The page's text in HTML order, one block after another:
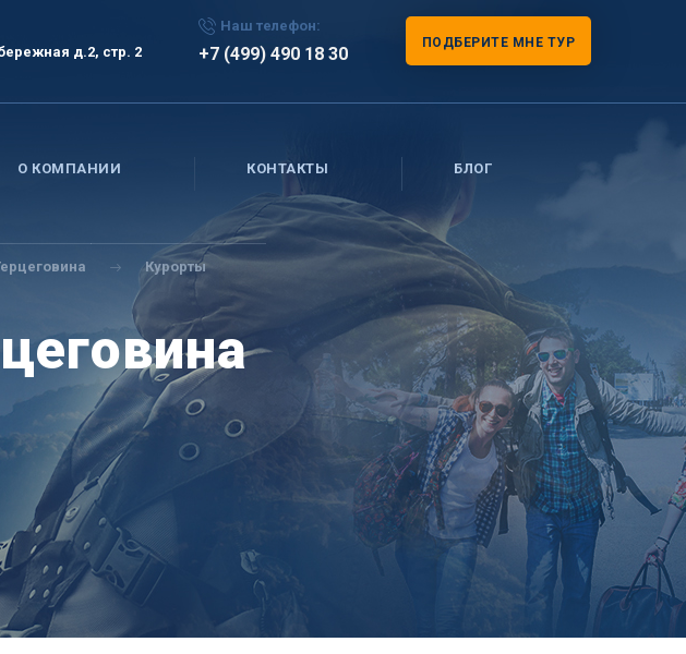
д.2, стр. 2
Наш телефон:
+7 (499) 490 18 30
ПОДБЕРИТЕ МНЕ ТУР
О КОМПАНИИ КОНТАКТЫ БЛОГ
Курорты